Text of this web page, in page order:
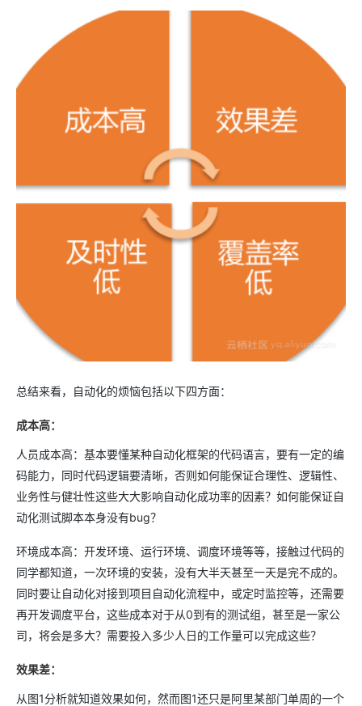
总结来看，自动化的烦恼包括以下四方面：
成本高：
人员成本高：基本要懂某种自动化框架的代码语言，要有一定的编
码能力，同时代码逻辑要清晰，否则如何能保证合理性、逻辑性、
业务性与健壮性这些大大影响自动化成功率的因素？如何能保证自
动化测试脚本本身没有bug？
环境成本高：开发环境、运行环境、调度环境等等，接触过代码的
同学都知道，一次环境的安装，没有大半天甚至一天是完不成的。
同时要让自动化对接到项目自动化流程中，或定时监控等，还需要
再开发调度平台，这些成本对于从0到有的测试组，甚至是一家公
司，将会是多大？需要投入多少人日的工作量可以完成这些？
效果差：
从图1分析就知道效果如何，然而图1还只是阿里某部门单周的一个